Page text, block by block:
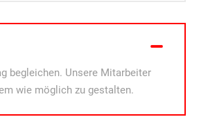
begleichen. Unsere Mitarbeiter
wie möglich zu gestalten.